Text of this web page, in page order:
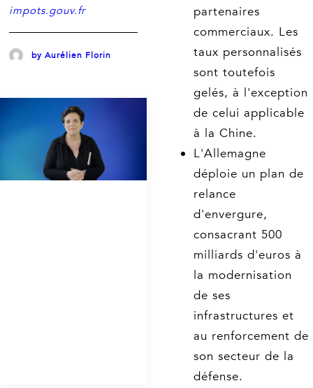
impots.gouv.fr
by Aurélien Florin
partenaires
commerciaux. Les
taux personnalisés
sont toutefois
gelés, à l'exception
de celui applicable
à la Chine.
L'Allemagne
déploie un plan de
relance
d'envergure,
consacrant 500
milliards d'euros à
la modernisation
de ses
infrastructures et
au renforcement de
son secteur de la
défense.